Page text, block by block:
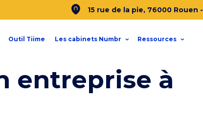
15 rue de la pie, 76000 Rouen -
Outil Tiime Les cabinets Numbr Ressources
entreprise à